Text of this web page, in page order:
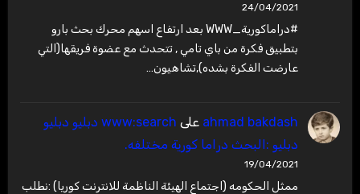
24/04/2021
#دراماكورية_WWW بعد ارتفاع اسهم محرك بحث بارو
بتطبيق فكرة من باي تامي , تتحدث مع عضوة فريقها(التي
عارضت الفكرة بشده),تشاهيون…
ahmad bakdash على
www:search دبليو دبليو
دبليو :البحث دراما كورية مختلفه.
19/04/2021
ممثل الحكومه (اجتماع الهيئة الناظمة للانترنت كوريا) :نطلب